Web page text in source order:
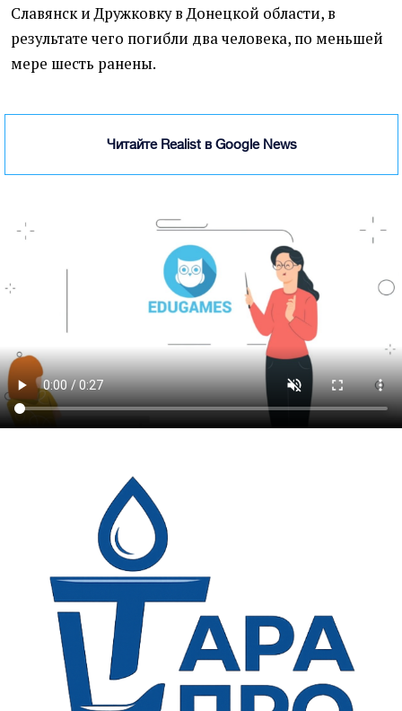
Славянск и Дружковку в Донецкой области, в
результате чего погибли два человека, по меньшей
мере шесть ранены.
Читайте Realist в Google News